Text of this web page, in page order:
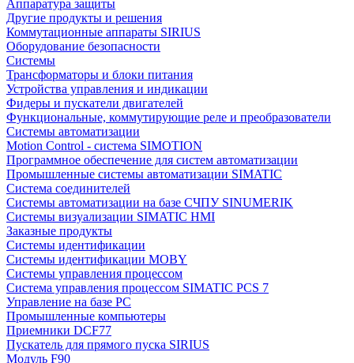
Аппаратура защиты
Другие продукты и решения
Коммутационные аппараты SIRIUS
Оборудование безопасности
Системы
Трансформаторы и блоки питания
Устройства управления и индикации
Фидеры и пускатели двигателей
Функциональные, коммутирующие реле и преобразователи
Системы автоматизации
Motion Control - система SIMOTION
Программное обеспечение для систем автоматизации
Промышленные системы автоматизации SIMATIC
Система соединителей
Системы автоматизации на базе СЧПУ SINUMERIK
Системы визуализации SIMATIC HMI
Заказные продукты
Системы идентификации
Системы идентификации MOBY
Системы управления процессом
Система управления процессом SIMATIC PCS 7
Управление на базе РС
Промышленные компьютеры
Приемники DCF77
Пускатель для прямого пуска SIRIUS
Модуль F90